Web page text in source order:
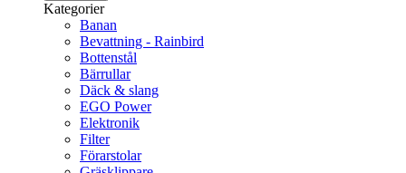
Kategorier
Banan
Bevattning - Rainbird
Bottenstål
Bärrullar
Däck & slang
EGO Power
Elektronik
Filter
Förarstolar